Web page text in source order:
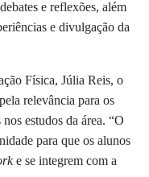
e reflexões, além
e divulgação da
Física, Júlia Reis, o
relevância para os
estudos da área. “O
para que os alunos
e se integrem com a